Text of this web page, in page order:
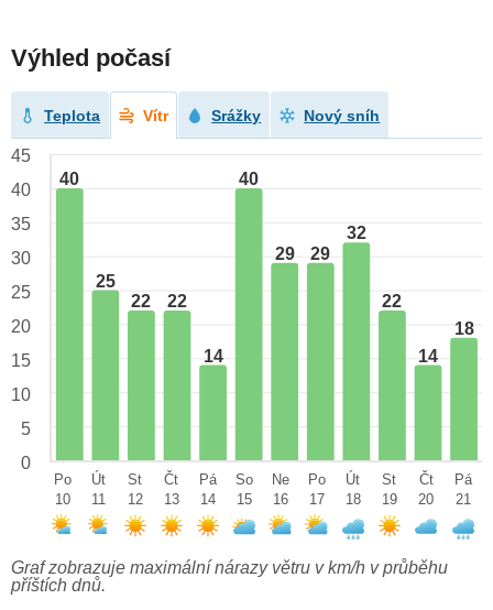
Výhled počasí
Teplota Vítr Srážky Nový sníh
40
25
22
22
14
40
29 29
32
22
14
18
45
40
35
30
25
20
15
10
5
0
Po
10
Út
11
St
12
Čt
13
Pá
14
So
15
Ne
16
Po
17
Út
18
St
19
Čt
20
Pá
21
Graf zobrazuje maximální nárazy větru v km/h v průběhu
příštích dnů.